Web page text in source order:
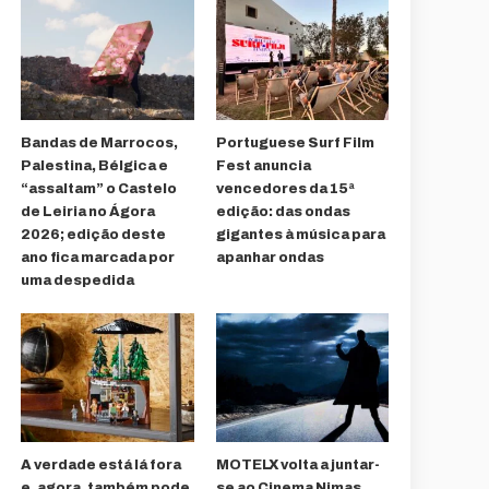
Bandas de Marrocos,
Palestina, Bélgica e
“assaltam” o Castelo
de Leiria no Ágora
2026; edição deste
ano fica marcada por
uma despedida
Portuguese Surf Film
Fest anuncia
vencedores da 15ª
edição: das ondas
gigantes à música para
apanhar ondas
A verdade está lá fora
MOTELX volta a juntar-